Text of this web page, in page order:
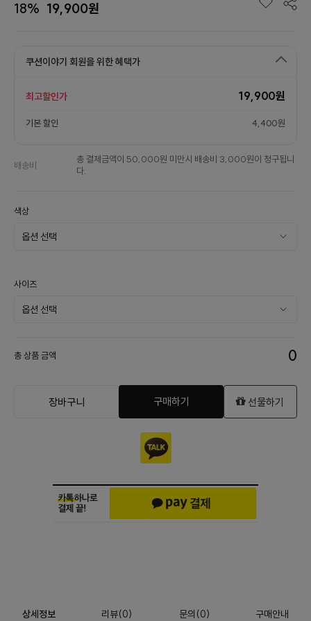
18% 19,900원
쿠션이야기 회원을 위한 혜택가
최고할인가 19,900원
기본 할인 4,400원
배송비
총 결제금액이 50,000원 미만시 배송비 3,000원이 청구됩니
다.
색상
사이즈
총 상품 금액 0
장바구니 구매하기 선물하기
상세정보 리뷰(0) 문의 (0) 구매안내